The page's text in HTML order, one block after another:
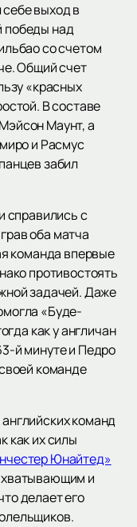
выход в
победы над
со счетом
Общий счет
«красных
В составе
Маунт, а
и Расмус
забил
справились с
оба матча
команда впервые
противостоять
задачей. Даже
«Буде-
как у англичан
й минуте и Педро
команде
команд
как их силы
Юнайтед»
и
делает его